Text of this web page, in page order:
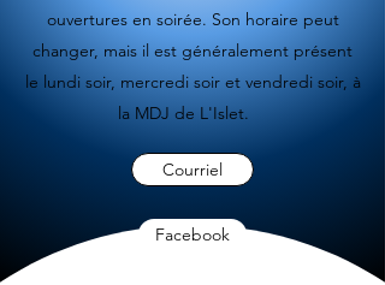
ouvertures en soirée. Son horaire peut
changer, mais il est généralement présent
le lundi soir, mercredi soir et vendredi soir, à
la MDJ de L'Islet.
Courriel
Facebook